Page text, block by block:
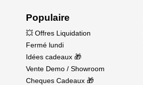
Populaire
💥 Offres Liquidation
Fermé lundi
Idées cadeaux 🎁
Vente Demo / Showroom
Cheques Cadeaux 🎁